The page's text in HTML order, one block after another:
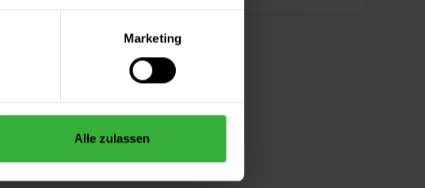
Marketing
Alle zulassen